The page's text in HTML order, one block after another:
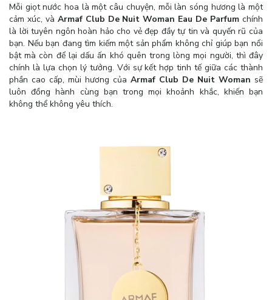
Mỗi giọt nước hoa là một câu chuyện, mỗi làn sóng hương là một
cảm xúc, và Armaf Club De Nuit Woman Eau De Parfum chính
là lời tuyên ngôn hoàn hảo cho vẻ đẹp đầy tự tin và quyến rũ của
bạn. Nếu bạn đang tìm kiếm một sản phẩm không chỉ giúp bạn nổi
bật mà còn để lại dấu ấn khó quên trong lòng mọi người, thì đây
chính là lựa chọn lý tưởng. Với sự kết hợp tinh tế giữa các thành
phần cao cấp, mùi hương của Armaf Club De Nuit Woman sẽ
luôn đồng hành cùng bạn trong mọi khoảnh khắc, khiến bạn
không thể không yêu thích.